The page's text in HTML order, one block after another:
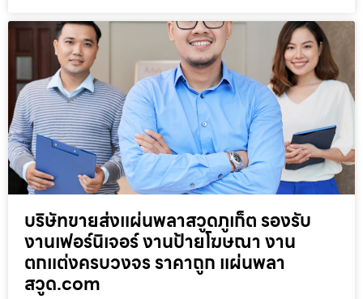
บริษัทขายส่งแผ่นพลาสวูดภูเก็ต รองรับ
งานเฟอร์นิเจอร์ งานป้ายโฆษณา งาน
ตกแต่งครบวงจร ราคาถูก แผ่นพลา
สวูด.com